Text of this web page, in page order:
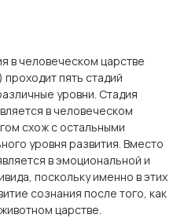
в человеческом царстве
пять стадий
уровни. Стадия
в человеческом
схож с остальными
уровня развития. Вместо
в эмоциональной и
поскольку именно в этих
сознания после того, как
царстве.